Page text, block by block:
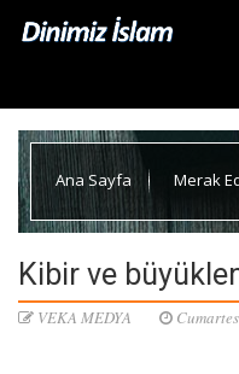
Ana Sayfa Merak
Kibir ve
VEKA MEDYA